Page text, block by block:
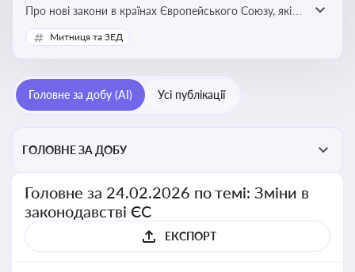
Про нові закони в країнах Європейського Союзу, які
впливають на умови торгівлі, трудової міграції,
інтеграції та перспективу членства України в
Митниця та ЗЕД
Головне за добу (AI) Усі публікації
ГОЛОВНЕ ЗА ДОБУ
Головне за 24.02.2026 по темі: Зміни в
законодавстві ЄС
ЕКСПОРТ